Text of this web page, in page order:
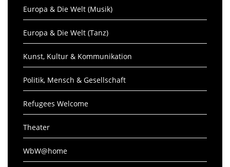
Europa & Die Welt (Musik)
Europa & Die Welt (Tanz)
Kunst, Kultur & Kommunikation
Politik, Mensch & Gesellschaft
Refugees Welcome
Theater
WbW@home